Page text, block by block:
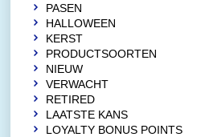
PASEN
HALLOWEEN
KERST
PRODUCTSOORTEN
NIEUW
VERWACHT
RETIRED
LAATSTE KANS
LOYALTY BONUS POINTS